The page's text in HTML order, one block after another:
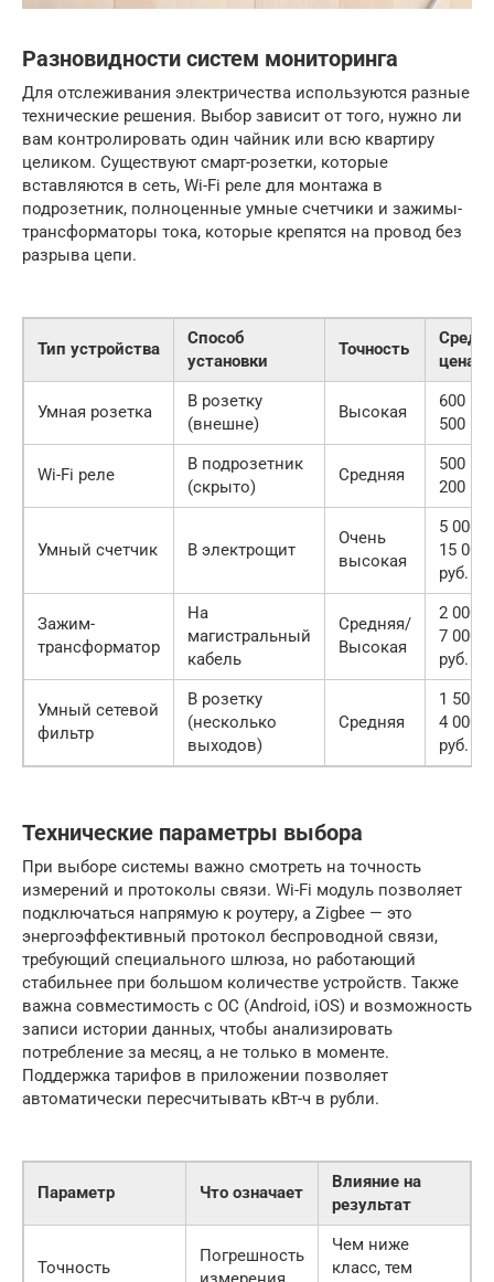
Разновидности систем мониторинга
Для отслеживания электричества используются разные
технические решения. Выбор зависит от того, нужно ли
вам контролировать один чайник или всю квартиру
целиком. Существуют смарт-розетки, которые
вставляются в сеть, Wi-Fi реле для монтажа в
подрозетник, полноценные умные счетчики и зажимы-
трансформаторы тока, которые крепятся на провод без
разрыва цепи.
Тип устройства
Способ
установки
Точность
цена
Умная розетка
В розетку
(внешне)
Высокая
600 —
500
Wi-Fi реле
В подрозетник
(скрыто)
Средняя
500 —
200
Умный счетчик В электрощит
Очень
высокая
5 000
15 000
руб.
Зажим-
трансформатор
На
магистральный
кабель
Средняя/
Высокая
2 000
7 000
руб.
Умный сетевой
фильтр
В розетку
(несколько
выходов)
Средняя
1 500
4 000
руб.
Технические параметры выбора
При выборе системы важно смотреть на точность
измерений и протоколы связи. Wi-Fi модуль позволяет
подключаться напрямую к роутеру, а Zigbee — это
энергоэффективный протокол беспроводной связи,
требующий специального шлюза, но работающий
стабильнее при большом количестве устройств. Также
важна совместимость с ОС (Android, iOS) и возможность
записи истории данных, чтобы анализировать
потребление за месяц, а не только в моменте.
Поддержка тарифов в приложении позволяет
автоматически пересчитывать кВт-ч в рубли.
Параметр Что означает
Влияние на
результат
Точность
Погрешность
Чем ниже
класс, тем